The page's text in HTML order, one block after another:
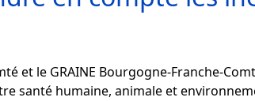
et le GRAINE Bourgogne-Franche-
santé humaine, animale et